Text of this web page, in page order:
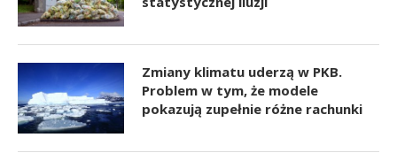
Zmiany klimatu uderzą w PKB.
Problem w tym, że modele
pokazują zupełnie różne rachunki